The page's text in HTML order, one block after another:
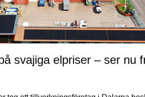
svajiga elpriser – ser nu